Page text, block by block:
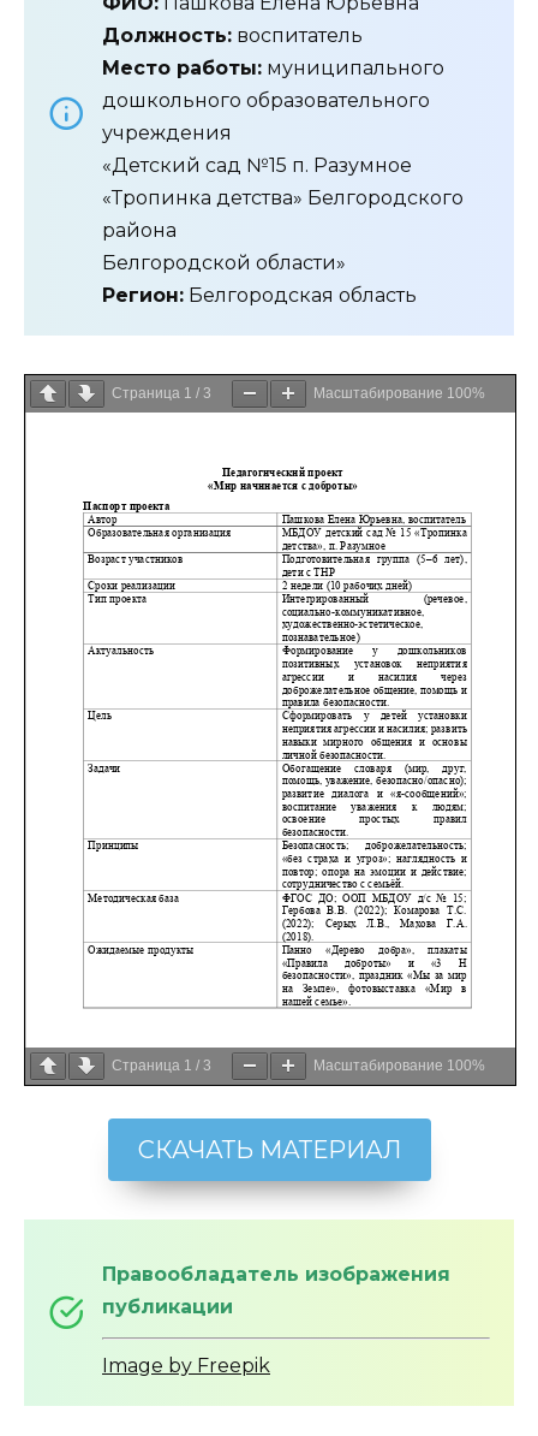
Должность: воспитатель
Место работы: муниципального
дошкольного образовательного
учреждения
«Детский сад №15 п. Разумное
«Тропинка детства» Белгородского
района
Белгородской области»
Регион: Белгородская область
Страница 1 / 3 Масштабирование 100%
Страница 1 / 3 Масштабирование 100%
СКАЧАТЬ МАТЕРИАЛ
Правообладатель изображения
публикации
Image by Freepik